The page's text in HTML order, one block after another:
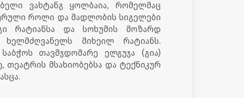
ვახტანგ ყოლბაია, რომელმაც
როლი და მადლობის სიგელები
რატიანსა და სოხუმის მოზარდ
მიხეილ რატიანს.
თავმჯდომარე ელგუჯა (გია)
თეატრის მსახიობებსა და ტექნიკურ